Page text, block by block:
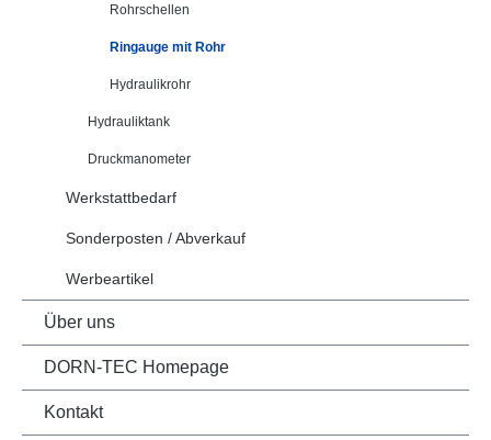
Rohrschellen
Ringauge mit Rohr
Hydraulikrohr
Hydrauliktank
Druckmanometer
Werkstattbedarf
Sonderposten / Abverkauf
Werbeartikel
Über uns
DORN-TEC Homepage
Kontakt